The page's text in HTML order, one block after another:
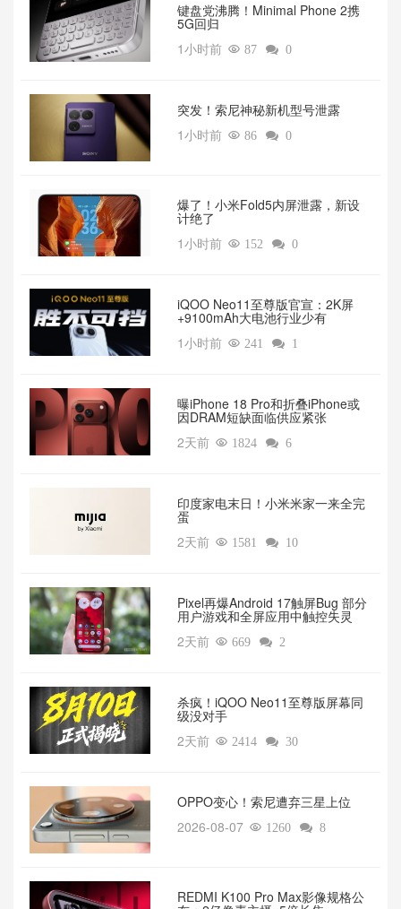
键盘党沸腾！Minimal Phone 2携
5G回归‌
1小时前  87  0
突发！索尼神秘新机型号泄露‌
1小时前  86  0
爆了！小米Fold5内屏泄露，新设
计绝了‌
1小时前  152  0
iQOO Neo11至尊版官宣：2K屏
+9100mAh大电池行业少有
1小时前  241  1
曝iPhone 18 Pro和折叠iPhone或
因DRAM短缺面临供应紧张
2天前  1824  6
印度家电末日！小米米家一来全完
蛋
2天前  1581  10
Pixel再爆Android 17触屏Bug 部分
用户游戏和全屏应用中触控失灵
2天前  669  2
杀疯！iQOO Neo11至尊版屏幕同
级没对手
2天前  2414  30
OPPO变心！索尼遭弃三星上位‌
2026-08-07  1260  8
REDMI K100 Pro Max影像规格公